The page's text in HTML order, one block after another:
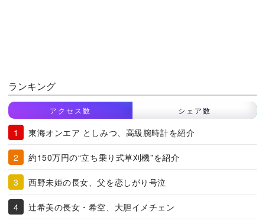
ランキング
アクセス数 シェア数
東海オンエア としみつ、高級腕時計を紹介
約150万円の“立ち乗り式草刈機”を紹介
西野未姫の長女、父を恋しがり号泣
辻希美の長女・希空、大胆イメチェン